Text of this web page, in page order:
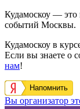
Кудамоскоу — это
событий Москвы.
Кудамоскоу в
Если вы знаете о
нам!
Напомнить
Вы организатор